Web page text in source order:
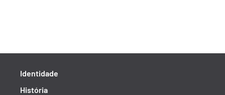
Identidade
História